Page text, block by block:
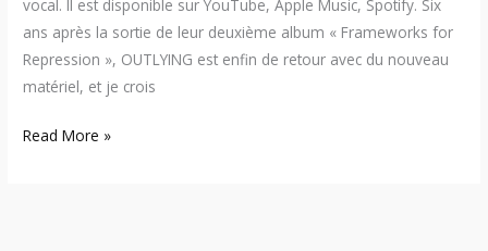
vocal. Il est disponible sur YouTube, Apple Music, Spotify. Six
ans après la sortie de leur deuxième album « Frameworks for
Repression », OUTLYING est enfin de retour avec du nouveau
matériel, et je crois
Read More »